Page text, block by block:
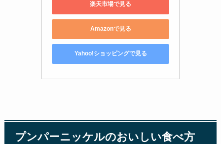
楽天市場で見る
Amazonで見る
Yahoo!ショッピングで見る
プンパーニッケルのおいしい食べ方